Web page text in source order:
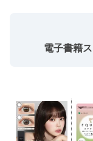
電子書籍